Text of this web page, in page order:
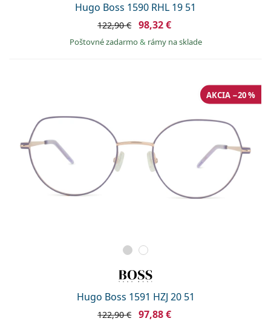
Hugo Boss 1590 RHL 19 51
122,90 € 98,32 €
Poštovné zadarmo& rámy na sklade
Hugo Boss 1591 HZJ 20 51
AKCIA −20 %
122,90 € 97,88 €